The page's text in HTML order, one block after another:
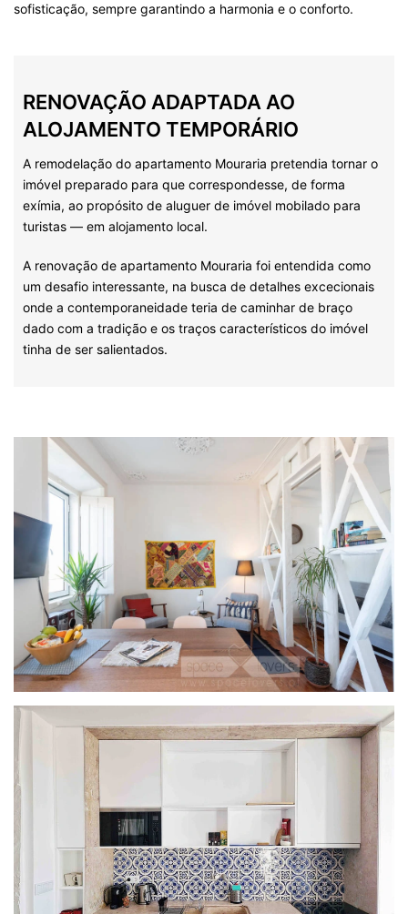
sofisticação, sempre garantindo a harmonia e o conforto.
RENOVAÇÃO ADAPTADA AO
ALOJAMENTO TEMPORÁRIO
A remodelação do apartamento Mouraria pretendia tornar o
imóvel preparado para que correspondesse, de forma
exímia, ao propósito de aluguer de imóvel mobilado para
turistas — em alojamento local.
A renovação de apartamento Mouraria foi entendida como
um desafio interessante, na busca de detalhes excecionais
onde a contemporaneidade teria de caminhar de braço
dado com a tradição e os traços característicos do imóvel
tinha de ser salientados.